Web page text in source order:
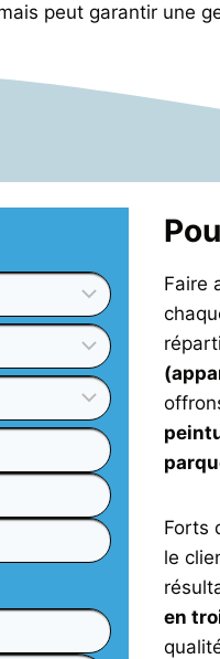
peut garantir une
Faire
Forts
le
en